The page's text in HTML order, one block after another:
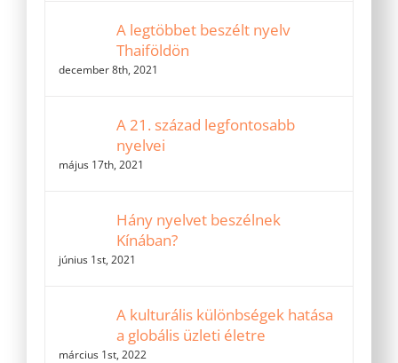
A legtöbbet beszélt nyelv
Thaiföldön
december 8th, 2021
A 21. század legfontosabb
nyelvei
május 17th, 2021
Hány nyelvet beszélnek
Kínában?
június 1st, 2021
A kulturális különbségek hatása
a globális üzleti életre
március 1st, 2022